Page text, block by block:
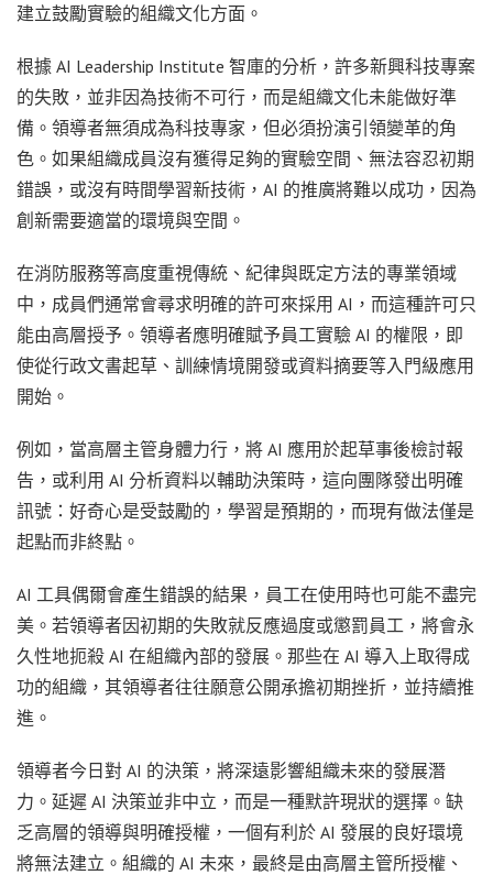
建立鼓勵實驗的組織文化方面。
根據 AI Leadership Institute 智庫的分析，許多新興科技專案
的失敗，並非因為技術不可行，而是組織文化未能做好準
備。領導者無須成為科技專家，但必須扮演引領變革的角
色。如果組織成員沒有獲得足夠的實驗空間、無法容忍初期
錯誤，或沒有時間學習新技術，AI 的推廣將難以成功，因為
創新需要適當的環境與空間。
在消防服務等高度重視傳統、紀律與既定方法的專業領域
中，成員們通常會尋求明確的許可來採用 AI，而這種許可只
能由高層授予。領導者應明確賦予員工實驗 AI 的權限，即
使從行政文書起草、訓練情境開發或資料摘要等入門級應用
開始。
例如，當高層主管身體力行，將 AI 應用於起草事後檢討報
告，或利用 AI 分析資料以輔助決策時，這向團隊發出明確
訊號：好奇心是受鼓勵的，學習是預期的，而現有做法僅是
起點而非終點。
AI 工具偶爾會產生錯誤的結果，員工在使用時也可能不盡完
美。若領導者因初期的失敗就反應過度或懲罰員工，將會永
久性地扼殺 AI 在組織內部的發展。那些在 AI 導入上取得成
功的組織，其領導者往往願意公開承擔初期挫折，並持續推
進。
領導者今日對 AI 的決策，將深遠影響組織未來的發展潛
力。延遲 AI 決策並非中立，而是一種默許現狀的選擇。缺
乏高層的領導與明確授權，一個有利於 AI 發展的良好環境
將無法建立。組織的 AI 未來，最終是由高層主管所授權、